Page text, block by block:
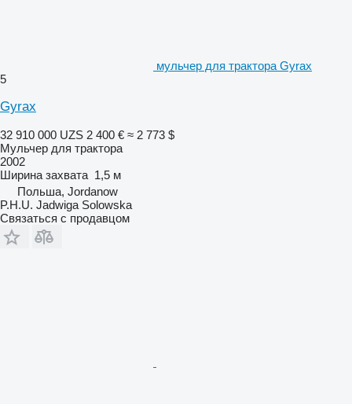
мульчер для трактора Gyrax
5
Gyrax
32 910 000 UZS 2 400 € ≈ 2 773 $
Мульчер для трактора
2002
Ширина захвата 1,5 м
Польша, Jordanow
P.H.U. Jadwiga Solowska
Связаться с продавцом